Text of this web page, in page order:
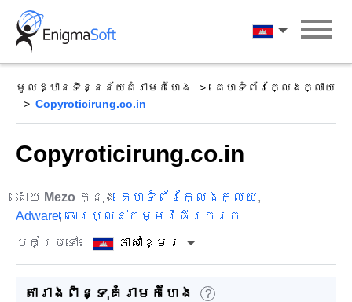
Skip
content
ភាសាខ្មែរ
មូលដ្ឋានទិន្នន័យគំរាមកំហែង
គេហទំព័រក្លែងក្លាយ
Copyroticirung.co.in
Copyroticirung.co.in
ដោយ Mezo ក្នុង គេហទំព័រក្លែងក្លាយ,
Adware, ចោរប្លន់កម្មវិធីរុករក
បកប្រែទៅ៖
ភាសាខ្មែរ
តារាងពិន្ទុគំរាមកំហែង ?